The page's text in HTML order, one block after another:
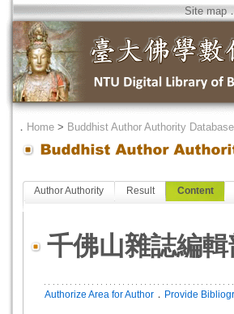
Site map
． Home > Buddhist Author Authority Database
Author Authority Result Content
千佛山雜誌編輯
Authorize Area for Author ． Provide